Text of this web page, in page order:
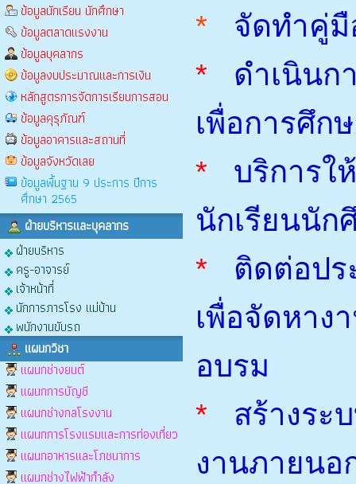
ข้อมูลนักเรียน นักศึกษา
ข้อมูลตลาดแรงงาน
ข้อมูลบุคลากร
ข้อมูลงบประมาณและการเงิน
หลักสูตรการจัดการเรียนการสอน
ข้อมูลคุรุภัณฑ์
ข้อมูลอาคารและสถานที่
ข้อมูลจังหวัดเลย
ข้อมูลพื้นฐาน 9 ประการ ปีการ
ศึกษา 2565
ฝ่ายบริหารและบุคลากร
ฝ่ายบริหาร
ครู-อาจารย์
เจ้าหน้าที่
นักการภารโรง แม่บ้าน
พนักงานขับรถ
แผนกวิชา
แผนกช่างยนต์
แผนกการบัญชี
แผนกช่างกลโรงงาน
แผนกการโรงแรมและการท่องเที่ยว
แผนกอาหารและโภชนาการ
แผนกช่างไฟฟ้ากำลัง
* จัดทำคู่มื
* ดำเนินก
เพื่อการศึก
* บริการใ
นักเรียนนัก
* ติดต่อปร
เพื่อจัดหาง
อบรม
* สร้างระ
งานภายน